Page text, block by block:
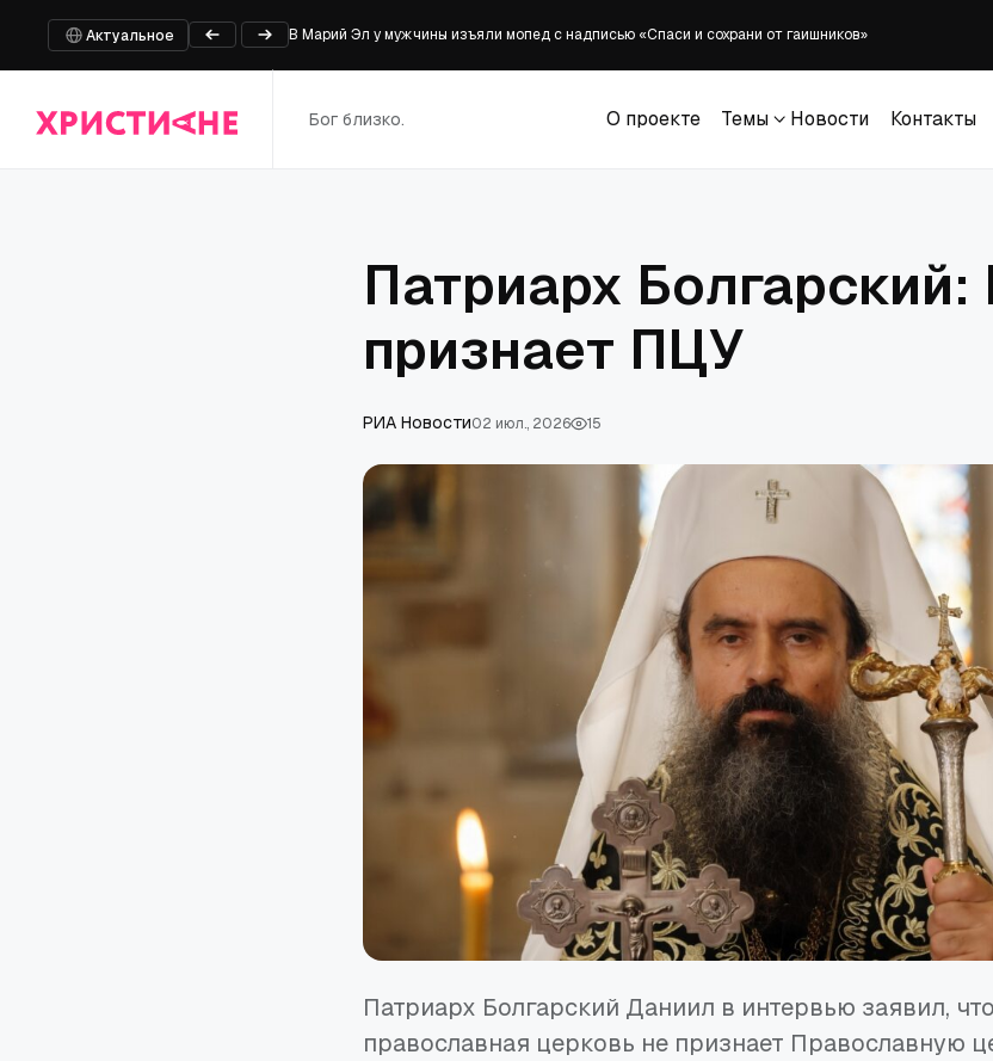
Актуальное
В Марий Эл у мужчины изъяли мопед с надписью «Спаси и сохрани от гаишников»
Университет штата Оклахома перевёл советника, отчитавшего студента за чествование Чарли
Алжирские христиане вынуждены уйти в подполье, пока протестантские церкви остаются
Бог близко.
О проекте
Темы
Новости
Контакты
Патриарх
признает ПЦУ
РИА Новости02 июл., 2026 15
Патриарх Болгарский Даниил в интервью заявил,
православная церковь не признает Православную